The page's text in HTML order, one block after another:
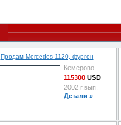
Продам Mercedes 1120, фургон
Кемерово
115300USD
2002 г.вып.
Детали »